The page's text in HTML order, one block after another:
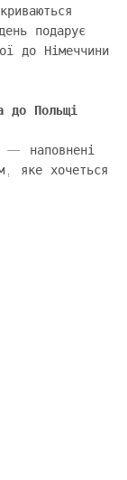
подарує
до Німеччини
до Польщі
— наповнені
яке хочеться